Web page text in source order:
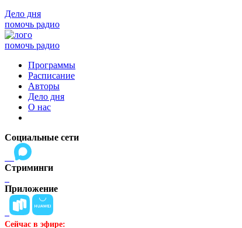
Дело дня
помочь радио
помочь радио
Программы
Расписание
Авторы
Дело дня
О нас
Социальные сети
Стриминги
Приложение
Сейчас в эфире: